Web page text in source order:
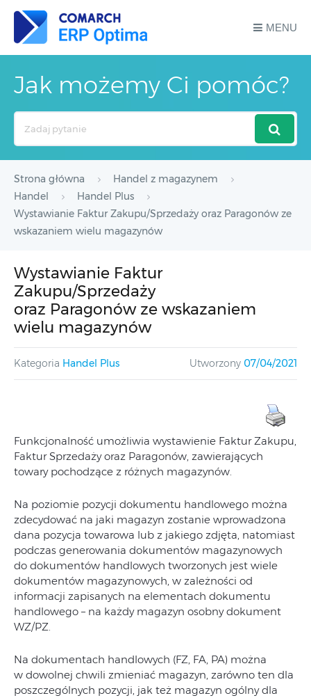
MENU
Jak możemy Ci pomóc?
Strona główna
Handel z magazynem
Handel
Handel Plus
Wystawianie Faktur Zakupu/Sprzedaży oraz Paragonów ze
wskazaniem wielu magazynów
Wystawianie Faktur
Zakupu/Sprzedaży
oraz Paragonów ze wskazaniem
wielu magazynów
Kategoria Handel Plus Utworzony 07/04/2021
Funkcjonalność umożliwia wystawienie Faktur Zakupu,
Faktur Sprzedaży oraz Paragonów, zawierających
towary pochodzące z różnych magazynów.
Na poziomie pozycji dokumentu handlowego można
zdecydować na jaki magazyn zostanie wprowadzona
dana pozycja towarowa lub z jakiego zdjęta, natomiast
podczas generowania dokumentów magazynowych
do dokumentów handlowych tworzonych jest wiele
dokumentów magazynowych, w zależności od
informacji zapisanych na elementach dokumentu
handlowego – na każdy magazyn osobny dokument
WZ/PZ.
Na dokumentach handlowych (FZ, FA, PA) można
w dowolnej chwili zmieniać magazyn, zarówno ten dla
poszczególnych pozycji, jak też magazyn ogólny dla